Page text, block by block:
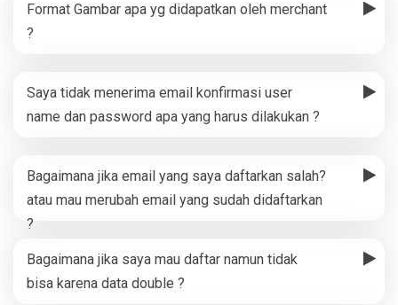
Format Gambar apa yg didapatkan oleh merchant
?
Saya tidak menerima email konfirmasi user
name dan password apa yang harus dilakukan ?
Bagaimana jika email yang saya daftarkan salah?
atau mau merubah email yang sudah didaftarkan
?
Bagaimana jika saya mau daftar namun tidak
bisa karena data double ?